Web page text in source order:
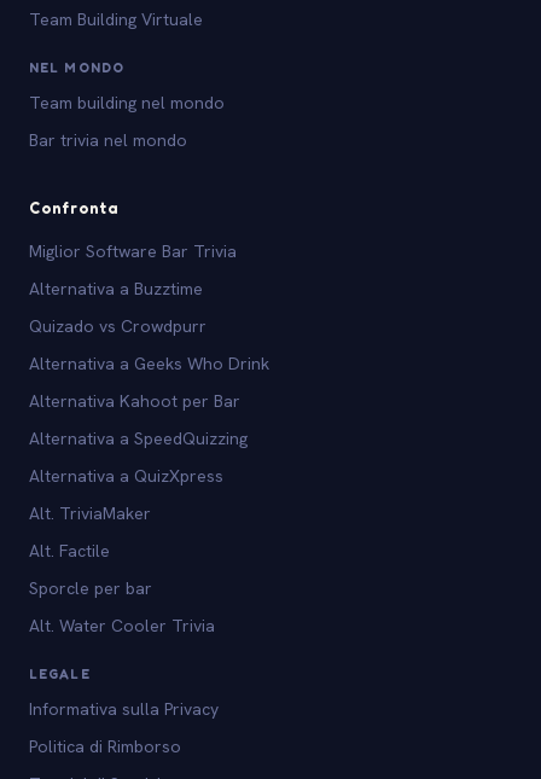
Team Building Virtuale
NEL MONDO
Team building nel mondo
Bar trivia nel mondo
Confronta
Miglior Software Bar Trivia
Alternativa a Buzztime
Quizado vs Crowdpurr
Alternativa a Geeks Who Drink
Alternativa Kahoot per Bar
Alternativa a SpeedQuizzing
Alternativa a QuizXpress
Alt. TriviaMaker
Alt. Factile
Sporcle per bar
Alt. Water Cooler Trivia
LEGALE
Informativa sulla Privacy
Politica di Rimborso